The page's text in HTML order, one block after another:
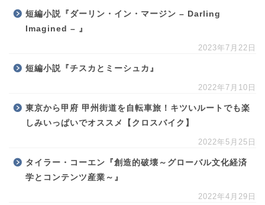
短編小説『ダーリン・イン・マージン – Darling
Imagined – 』
2023年7月22日
短編小説『チスカとミーシュカ』
2022年7月10日
東京から甲府 甲州街道を自転車旅！キツいルートでも楽
しみいっぱいでオススメ【クロスバイク】
2022年5月25日
タイラー・コーエン『創造的破壊～グローバル文化経済
学とコンテンツ産業～』
2022年4月29日